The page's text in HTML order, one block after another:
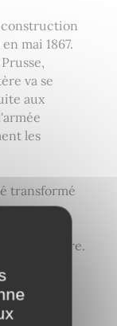
construction
mai 1867.
va se
aux
les
transformé
de pierre.
de